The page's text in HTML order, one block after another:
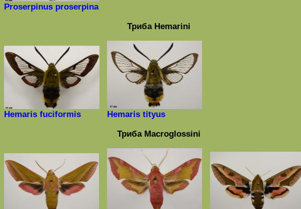
Proserpinus proserpina
Триба Hemarini
Hemaris fuciformis
Hemaris tityus
ТрибаMacroglossini